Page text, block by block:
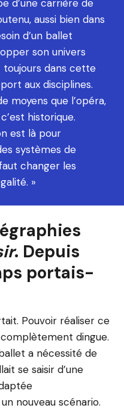
d’une carrière de
aussi bien dans
d’un ballet
son univers
toujours dans cette
aux disciplines.
moyens que l’opéra,
historique.
est là pour
systèmes de
changer les
»
. Depuis
portais-
Pouvoir réaliser ce
dingue.
a nécessité de
se saisir d’une
nouveau scénario.